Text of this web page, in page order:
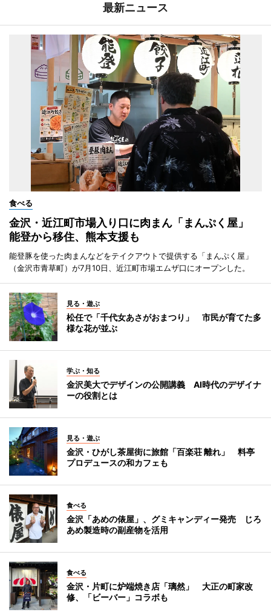
最新ニュース
食べる
金沢・近江町市場入り口に肉まん「まんぷく屋」
能登から移住、熊本支援も
能登豚を使った肉まんなどをテイクアウトで提供する「まんぷく屋」
（金沢市青草町）が7月10日、近江町市場エムザ口にオープンした。
見る・遊ぶ
松任で「千代女あさがおまつり」 市民が育てた多
様な花が並ぶ
学ぶ・知る
金沢美大でデザインの公開講義 AI時代のデザイナ
ーの役割とは
見る・遊ぶ
金沢・ひがし茶屋街に旅館「百楽荘 離れ」 料亭
プロデュースの和カフェも
食べる
金沢「あめの俵屋」、グミキャンディー発売 じろ
あめ製造時の副産物を活用
食べる
金沢・片町に炉端焼き店「璃然」 大正の町家改
修、「ビーバー」コラボも